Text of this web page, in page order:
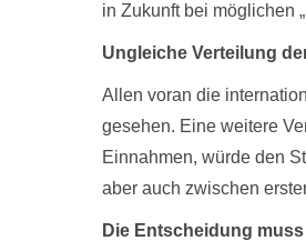
in Zukunft bei möglichen
Ungleiche Verteilung
Allen voran die
gesehen. Eine weitere
Einnahmen, würde den
aber auch zwischen
Die Entscheidung